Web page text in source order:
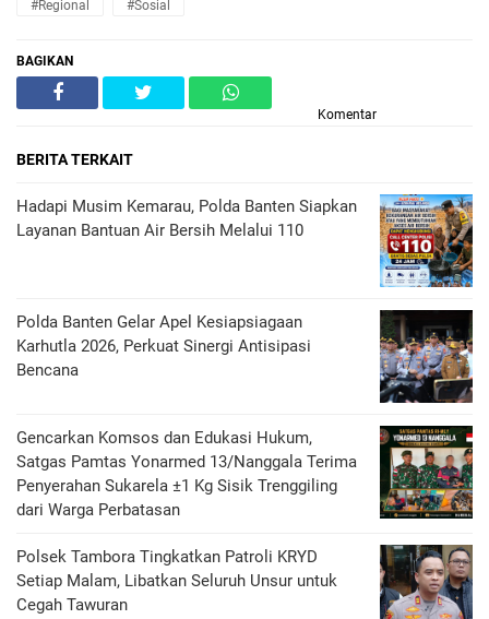
#Regional #Sosial
BAGIKAN
Komentar
BERITA TERKAIT
Hadapi Musim Kemarau, Polda Banten Siapkan
Layanan Bantuan Air Bersih Melalui 110
Polda Banten Gelar Apel Kesiapsiagaan
Karhutla 2026, Perkuat Sinergi Antisipasi
Bencana
Gencarkan Komsos dan Edukasi Hukum,
Satgas Pamtas Yonarmed 13/Nanggala Terima
Penyerahan Sukarela ±1 Kg Sisik Trenggiling
dari Warga Perbatasan
Polsek Tambora Tingkatkan Patroli KRYD
Setiap Malam, Libatkan Seluruh Unsur untuk
Cegah Tawuran